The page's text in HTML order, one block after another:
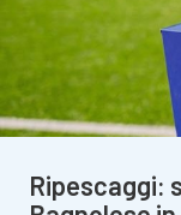
Ripescaggi: